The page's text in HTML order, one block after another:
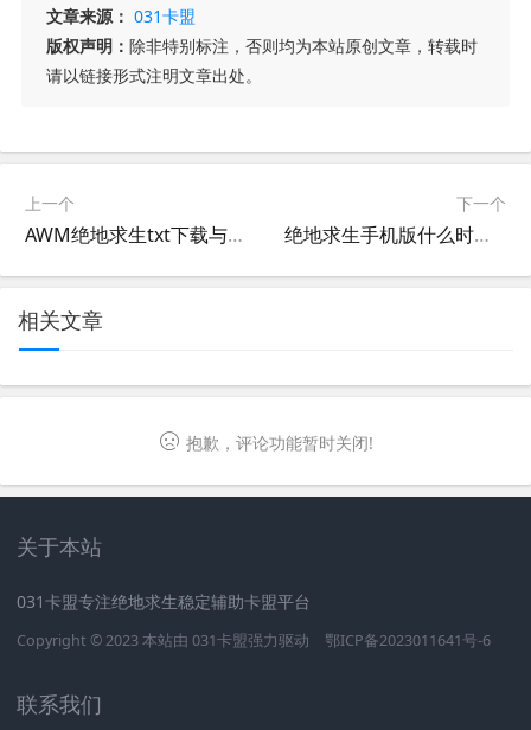
文章来源： 031卡盟
版权声明： 除非特别标注，否则均为本站原创文章，转载时
请以链接形式注明文章出处。
上一个
AWM绝地求生txt下载与玩法解析-AWM绝地求生txt小说全集阅读与游戏攻略
下一个
绝地求生手机版什么时候上线的？-绝地求生手机版上线时间及游戏特色介绍
相关文章
抱歉，评论功能暂时关闭!
关于本站
031卡盟专注绝地求生稳定辅助卡盟平台
Copyright © 2023 本站由 031卡盟强力驱动 鄂ICP备2023011641号-6
联系我们